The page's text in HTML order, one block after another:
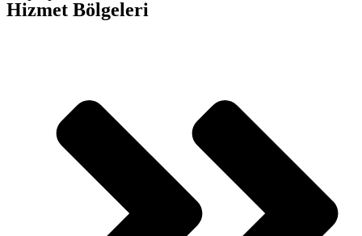
Hizmet Bölgeleri